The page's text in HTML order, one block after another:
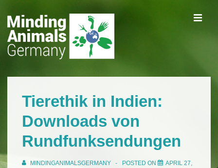
Zum
Inhalt
Main
Navigation
Tierethik in Indien:
Downloads von
Rundfunksendungen
MINDINGANIMALSGERMANY POSTED ON
APRIL 27,